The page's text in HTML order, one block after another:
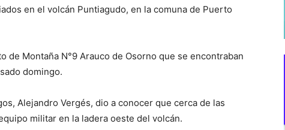
en el volcán Puntiagudo, en la comuna de Puerto
de Montaña N°9 Arauco de Osorno que se encontraban
domingo.
Alejandro Vergés, dio a conocer que cerca de las
militar en la ladera oeste del volcán.